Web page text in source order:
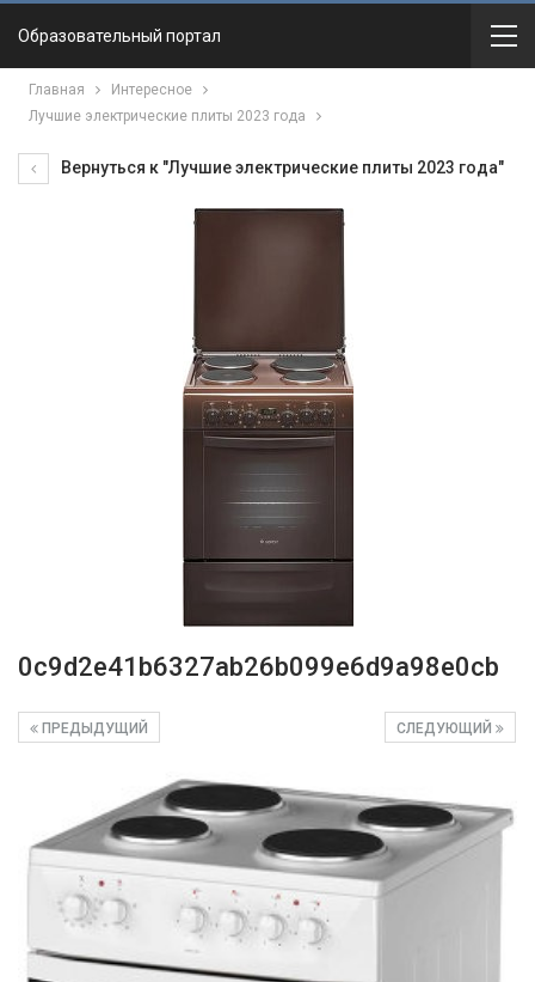
Образовательный портал
Главная
Интересное
Лучшие электрические плиты 2023 года
Вернуться к "Лучшие электрические плиты 2023 года"
0c9d2e41b6327ab26b099e6d9a98e0cb
СЛЕДУЮЩИЙ
ПРЕДЫДУЩИЙ